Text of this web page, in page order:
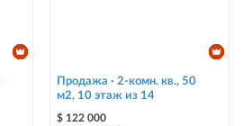
Продажа · 2-комн. кв., 50
м2, 10 этаж из 14
$ 122 000